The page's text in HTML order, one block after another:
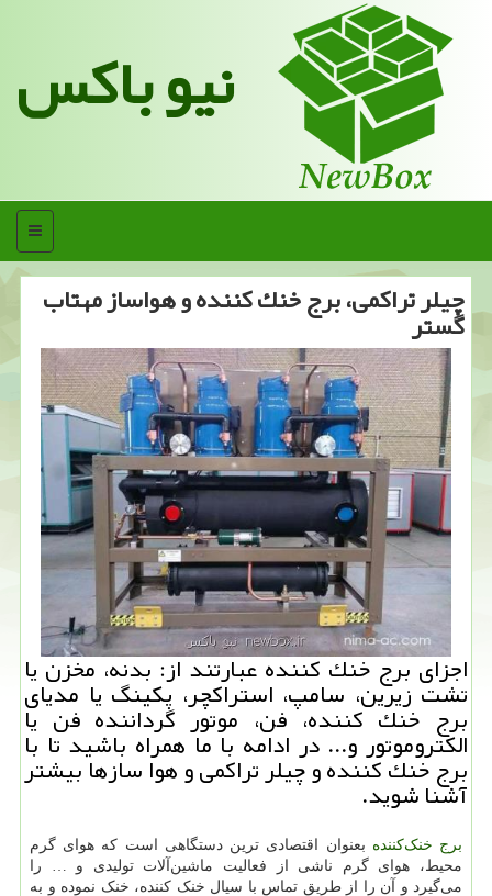
نیو باکس
منو
چیلر تراكمی، برج خنك كننده و هواساز مهتاب
گستر
اجزای برج خنك كننده عبارتند از: بدنه، مخزن یا
تشت زیرین، سامپ، استراكچر، پكینگ یا مدیای
برج خنك كننده، فن، موتور گرداننده فن یا
الكتروموتور و... در ادامه با ما همراه باشید تا با
برج خنك كننده و چیلر تراكمی و هوا سازها بیشتر
آشنا شوید.
برج خنک‌کننده بعنوان اقتصادی ترین دستگاهی است که هوای گرم
محیط، هوای گرم ناشی از فعالیت ماشین‌آلات تولیدی و … را
می‌گیرد و آن را از طریق تماس با سیال خنک کننده، خنک نموده و به